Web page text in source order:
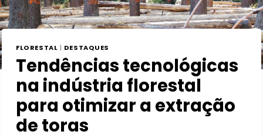
FLORESTAL | DESTAQUES
Tendências tecnológicas
na indústria florestal
para otimizar a extração
de toras